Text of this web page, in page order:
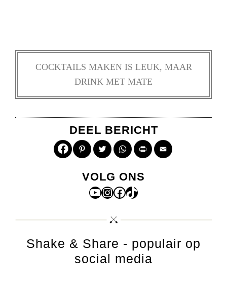
COCKTAILS MAKEN IS LEUK, MAAR
DRINK MET MATE
DEEL BERICHT
PinterestTwitterWhatsApp
Print
VOLG ONS
YouTube
Instagram
Facebook
TikTok
Shake & Share - populair op
social media